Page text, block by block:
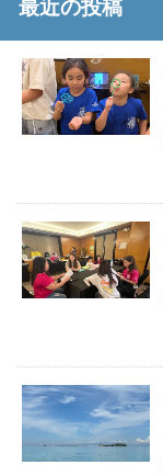
最近の投稿